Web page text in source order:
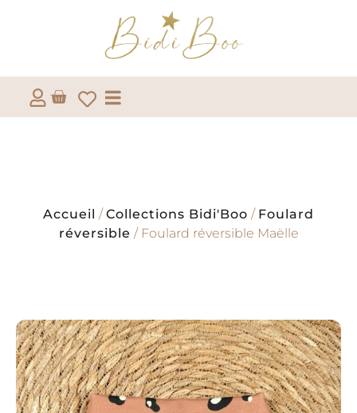
Accueil /Collections Bidi'Boo / Foulard
réversible / Foulard réversible Maëlle